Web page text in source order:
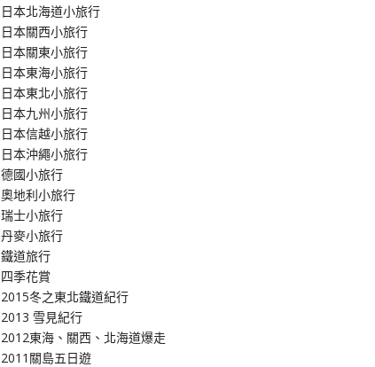
日本北海道小旅行
日本關西小旅行
日本關東小旅行
日本東海小旅行
日本東北小旅行
日本九州小旅行
日本信越小旅行
日本沖繩小旅行
德國小旅行
奧地利小旅行
瑞士小旅行
丹麥小旅行
鐵道旅行
四季花賞
2015冬之東北鐵道紀行
2013 雪見紀行
2012東海、關西、北海道爆走
2011關島五日遊